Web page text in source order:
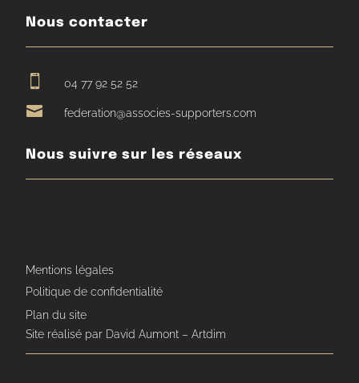
Nous contacter
 04 77 92 52 52
 federation@associes-supporters.com
Nous suivre sur les réseaux
Mentions légales
Politique de confidentialité
Plan du site
Site réalisé par David Aumont – Artdim